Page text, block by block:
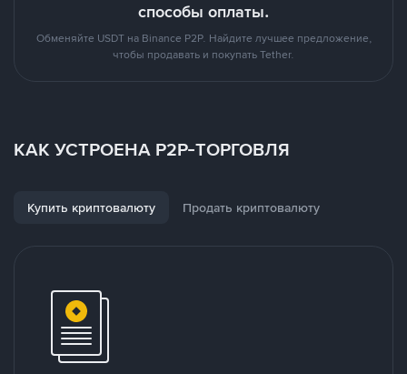
способы оплаты.
Обменяйте USDT на Binance P2P. Найдите лучшее предложение,
чтобы продавать и покупать Tether.
КАК УСТРОЕНА P2P-ТОРГОВЛЯ
Купить криптовалюту Продать криптовалюту